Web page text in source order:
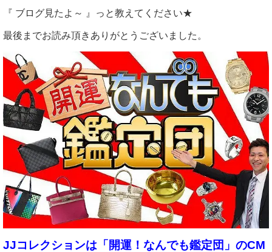
『 ブログ見たよ～ 』っと教えてください★
最後までお読み頂きありがとうございました。
JJコレクションは「開運！なんでも鑑定団」のCM